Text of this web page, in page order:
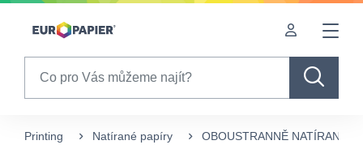
Table Of Content
Printing Natírané papíry OBOUSTRANNĚ NATÍRANÉ